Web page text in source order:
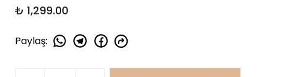
₺ 1,299.00
Paylaş: